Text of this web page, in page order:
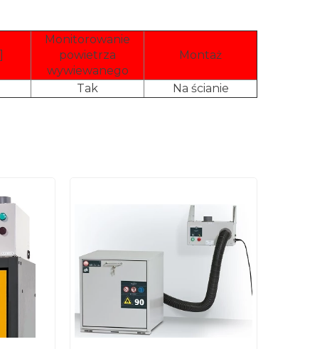
Monitorowanie
powietrza
wywiewanego
Montaż
Tak Na ścianie